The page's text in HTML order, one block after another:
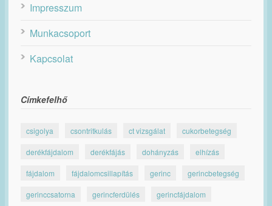
Impresszum
Munkacsoport
Kapcsolat
Címkefelhő
csigolya csontritkulás ct vizsgálat cukorbetegség
derékfájdalom derékfájás dohányzás elhízás
fájdalom fájdalomcsillapítás gerinc gerincbetegség
gerinccsatorna gerincferdülés gerincfájdalom